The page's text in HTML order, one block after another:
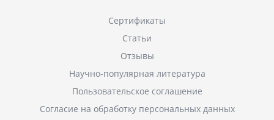
Сертификаты
Статьи
Отзывы
Научно-популярная литература
Пользовательское соглашение
Согласие на обработку персональных данных